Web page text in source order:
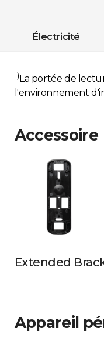
Électricité
1) La portée de
l'environnement
Accessoire
Extended
Appareil